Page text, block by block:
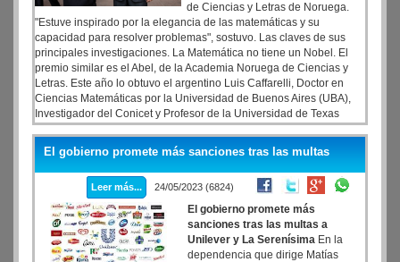
de Ciencias y Letras de Noruega.
"Estuve inspirado por la elegancia de las matemáticas y su
capacidad para resolver problemas", sostuvo. Las claves de sus
principales investigaciones. La Matemática no tiene un Nobel. El
premio similar es el Abel, de la Academia Noruega de Ciencias y
Letras. Este año lo obtuvo el argentino Luis Caffarelli, Doctor en
Ciencias Matemáticas por la Universidad de Buenos Aires (UBA),
Investigador del Conicet y Profesor de la Universidad de Texas
(Estados Unidos). El primer latinoamericano en lograrlo.
El gobierno promete más sanciones tras las multas
Leer más... 24/05/2023 (6824)
El gobierno promete más
sanciones tras las multas a
Unilever y La Serenísima En la
dependencia que dirige Matías